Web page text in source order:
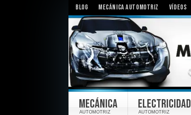
BLOG MECÁNICA AUTOMOTRIZ VÍDEOS
MECÁNICA
AUTOMOTRIZ
ELECTRICIDAD
AUTOMOTRIZ